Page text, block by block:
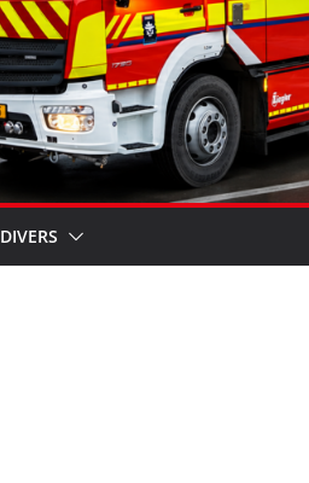
DIVERS